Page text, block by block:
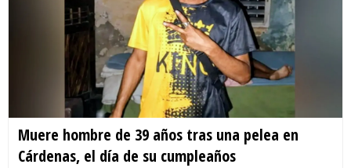
Muere hombre de 39 años tras una pelea en
Cárdenas, el día de su cumpleaños